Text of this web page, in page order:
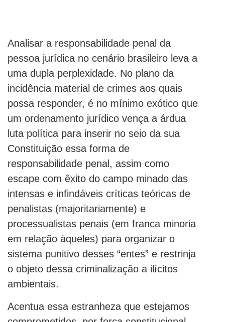
Analisar a responsabilidade penal da
pessoa jurídica no cenário brasileiro leva a
uma dupla perplexidade. No plano da
incidência material de crimes aos quais
possa responder, é no mínimo exótico que
um ordenamento jurídico vença a árdua
luta política para inserir no seio da sua
Constituição essa forma de
responsabilidade penal, assim como
escape com êxito do campo minado das
intensas e infindáveis críticas teóricas de
penalistas (majoritariamente) e
processualistas penais (em franca minoria
em relação àqueles) para organizar o
sistema punitivo desses “entes” e restrinja
o objeto dessa criminalização a ilícitos
ambientais.
Acentua essa estranheza que estejamos